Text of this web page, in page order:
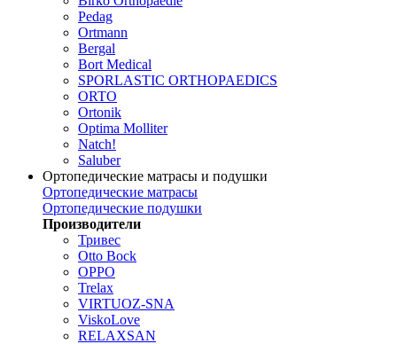
Pedag
Ortmann
Bergal
Bort Medical
SPORLASTIC ORTHOPAEDICS
ORTO
Ortonik
Optima Molliter
Natch!
Saluber
Ортопедические матрасы и подушки
Ортопедические матрасы
Ортопедические подушки
Производители
Тривес
Otto Bock
OPPO
Trelax
VIRTUOZ-SNA
ViskoLove
RELAXSAN